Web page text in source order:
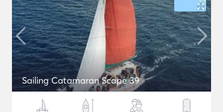
Sailing Catamaran Scape 39